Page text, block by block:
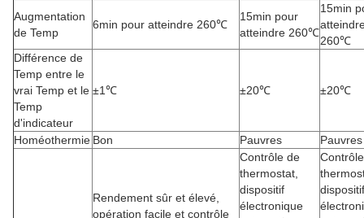
Augmentation
de Temp
6min pour atteindre 260℃
15min pour
atteindre 260℃
15min
260℃
Différence de
Temp entre le
vrai Temp et le
Temp
d'indicateur
±1℃ ±20℃ ±20℃
Homéothermie Bon Pauvres Pauvres
Rendement sûr et élevé,
opération facile et contrôle
Contrôle de
thermostat,
dispositif
électronique
dispositif